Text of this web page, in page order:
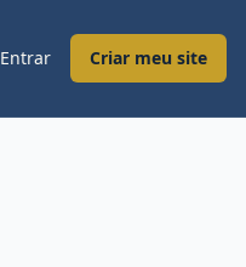
Entrar Criar meu site